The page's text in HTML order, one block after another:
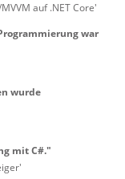
auf .NET Core'
war
wurde
mit C#."